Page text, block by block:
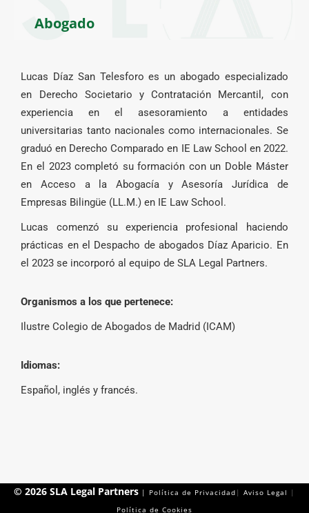
Abogado
Lucas Díaz San Telesforo es un abogado especializado
en Derecho Societario y Contratación Mercantil, con
experiencia en el asesoramiento a entidades
universitarias tanto nacionales como internacionales. Se
graduó en Derecho Comparado en IE Law School en 2022.
En el 2023 completó su formación con un Doble Máster
en Acceso a la Abogacía y Asesoría Jurídica de
Empresas Bilingüe (LL.M.) en IE Law School.
Lucas comenzó su experiencia profesional haciendo
prácticas en el Despacho de abogados Díaz Aparicio. En
el 2023 se incorporó al equipo de SLA Legal Partners.
Organismos a los que pertenece:
Ilustre Colegio de Abogados de Madrid (ICAM)
Idiomas:
Español, inglés y francés.
© 2026 SLA Legal Partners | Política de Privacidad | Aviso Legal |
Política de Cookies